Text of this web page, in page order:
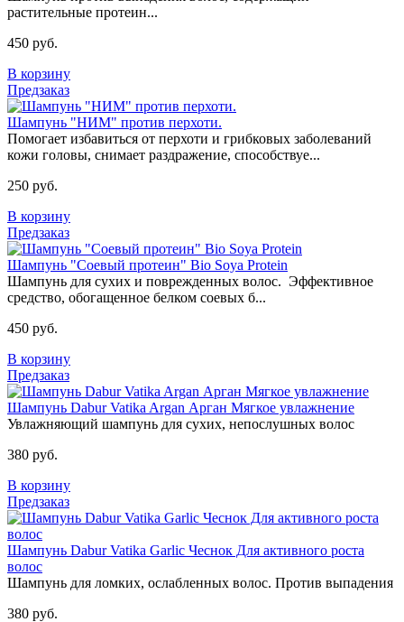
растительные протеин...
450 руб.
В корзину
Предзаказ
Шампунь "НИМ" против перхоти.
Помогает избавиться от перхоти и грибковых заболеваний
кожи головы, снимает раздражение, способствуе...
250 руб.
В корзину
Предзаказ
Шампунь "Соевый протеин" Bio Soya Protein
Шампунь для сухих и поврежденных волос. Эффективное
средство, обогащенное белком соевых б...
450 руб.
В корзину
Предзаказ
Шампунь Dabur Vatika Argan Арган Мягкое увлажнение
Увлажняющий шампунь для сухих, непослушных волос
380 руб.
В корзину
Предзаказ
Шампунь Dabur Vatika Garlic Чеснок Для активного роста
волос
Шампунь для ломких, ослабленных волос. Против выпадения
380 руб.